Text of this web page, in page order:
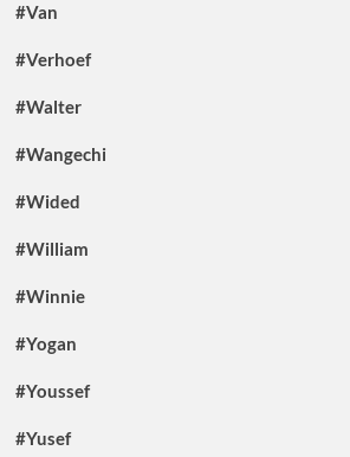
#Van
#Verhoef
#Walter
#Wangechi
#Wided
#William
#Winnie
#Yogan
#Youssef
#Yusef